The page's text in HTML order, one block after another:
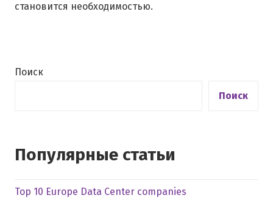
становится необходимостью.
Поиск
Поиск
Популярные статьи
Top 10 Europe Data Center companies